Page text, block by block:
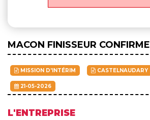
MACON FINISSEUR CONFIRME
MISSION D'INTÉRIM CASTELNAUDARY
21-05-2026
L'ENTREPRISE